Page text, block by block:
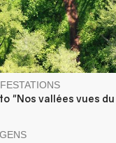
"Nos vallées vues